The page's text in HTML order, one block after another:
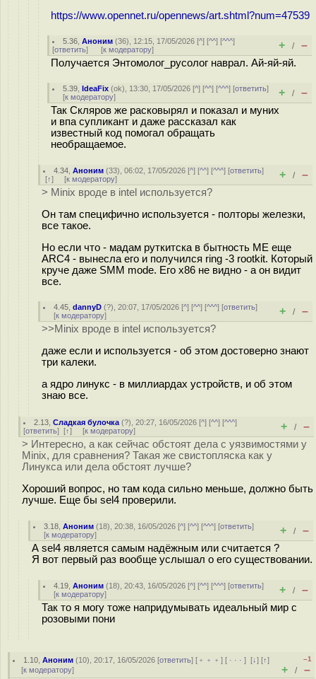
https://www.opennet.ru/opennews/art.shtml?num=47539
5.36 ,Аноним (36), 12:15, 17/05/2026 [^] [^^] [^^^]
[ответить] [к модератору] + / –
Получается Энтомолог_русолог наврал. Ай-яй-яй.
5.39 ,IdeaFix (ok), 13:30, 17/05/2026 [^] [^^] [^^^] [ответить]
[к модератору] + / –
Так Скляров же расковырял и показал и муних
и впа супликант и даже рассказал как
известный код помогал обращать
необращаемое.
4.34 ,Аноним (33), 06:02, 17/05/2026 [^] [^^] [^^^] [ответить]
[↑] [к модератору] + / –
> Minix вроде в intel используется?
Он там специфично используется - полторы железки,
все такое.
Но если что - мадам руткитска в бытность ME еще
ARC4 - вынесла его и получился ring -3 rootkit. Который
круче даже SMM mode. Его x86 не видно - а он видит
все.
4.45 ,dannyD (?), 20:07, 17/05/2026 [^] [^^] [^^^] [ответить]
[к модератору] + / –
>>Minix вроде в intel используется?
даже если и используется - об этом достоверно знают
три калеки.
а ядро линукс - в миллиардах устройств, и об этом
знаю все.
2.13 ,Сладкая булочка (?), 20:27, 16/05/2026 [^] [^^] [^^^]
[ответить] [↑] [к модератору] + / –
> Интересно, а как сейчас обстоят дела с уязвимостями у
Minix, для сравнения? Такая же свистопляска как у
Линукса или дела обстоят лучше?
Хороший вопрос, но там кода сильно меньше, должно быть
лучше. Еще бы sel4 проверили.
3.18 ,Аноним (18), 20:38, 16/05/2026 [^] [^^] [^^^] [ответить]
[к модератору] + / –
А sel4 является самым надёжным или считается ?
Я вот первый раз вообще услышал о его существовании.
4.19 ,Аноним (18), 20:43, 16/05/2026 [^] [^^] [^^^] [ответить]
[к модератору] + / –
Так то я могу тоже напридумывать идеальный мир с
розовыми пони
1.10 ,Аноним (10), 20:17, 16/05/2026 [ответить] [ ﹢﹢﹢] [ · · ·][↓] [↑]
[к модератору]
–1
+ / –